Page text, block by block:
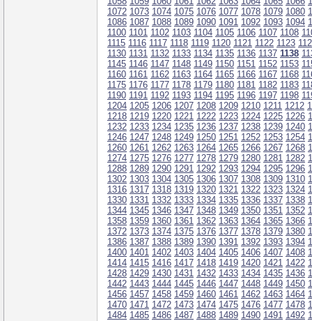
1072 1073 1074 1075 1076 1077 1078 1079 1080
1086 1087 1088 1089 1090 1091 1092 1093 1094
1100 1101 1102 1103 1104 1105 1106 1107 1108
1115 1116 1117 1118 1119 1120 1121 1122 1123
1130 1131 1132 1133 1134 1135 1136 1137 1138
1145 1146 1147 1148 1149 1150 1151 1152 1153
1160 1161 1162 1163 1164 1165 1166 1167 1168
1175 1176 1177 1178 1179 1180 1181 1182 1183
1190 1191 1192 1193 1194 1195 1196 1197 1198
1204 1205 1206 1207 1208 1209 1210 1211 1212
1218 1219 1220 1221 1222 1223 1224 1225 1226
1232 1233 1234 1235 1236 1237 1238 1239 1240
1246 1247 1248 1249 1250 1251 1252 1253 1254
1260 1261 1262 1263 1264 1265 1266 1267 1268
1274 1275 1276 1277 1278 1279 1280 1281 1282
1288 1289 1290 1291 1292 1293 1294 1295 1296
1302 1303 1304 1305 1306 1307 1308 1309 1310
1316 1317 1318 1319 1320 1321 1322 1323 1324
1330 1331 1332 1333 1334 1335 1336 1337 1338
1344 1345 1346 1347 1348 1349 1350 1351 1352
1358 1359 1360 1361 1362 1363 1364 1365 1366
1372 1373 1374 1375 1376 1377 1378 1379 1380
1386 1387 1388 1389 1390 1391 1392 1393 1394
1400 1401 1402 1403 1404 1405 1406 1407 1408
1414 1415 1416 1417 1418 1419 1420 1421 1422
1428 1429 1430 1431 1432 1433 1434 1435 1436
1442 1443 1444 1445 1446 1447 1448 1449 1450
1456 1457 1458 1459 1460 1461 1462 1463 1464
1470 1471 1472 1473 1474 1475 1476 1477 1478
1484 1485 1486 1487 1488 1489 1490 1491 1492